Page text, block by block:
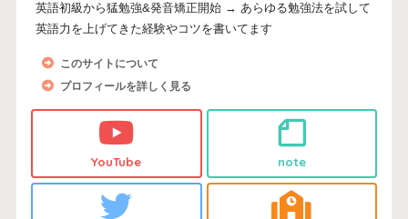
英語初級から猛勉強&発音矯正開始 → あらゆる勉強法を試して
英語力を上げてきた経験やコツを書いてます
このサイトについて
プロフィールを詳しく見る
YouTube note